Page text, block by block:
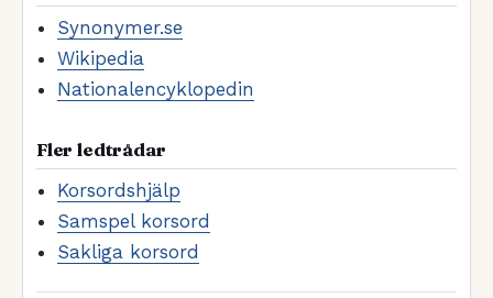
Synonymer.se
Wikipedia
Nationalencyklopedin
Fler ledtrådar
Korsordshjälp
Samspel korsord
Sakliga korsord